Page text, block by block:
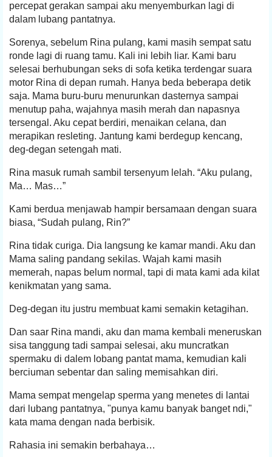
percepat gerakan sampai aku menyemburkan lagi di
dalam lubang pantatnya.
Sorenya, sebelum Rina pulang, kami masih sempat satu
ronde lagi di ruang tamu. Kali ini lebih liar. Kami baru
selesai berhubungan seks di sofa ketika terdengar suara
motor Rina di depan rumah. Hanya beda beberapa detik
saja. Mama buru-buru menurunkan dasternya sampai
menutup paha, wajahnya masih merah dan napasnya
tersengal. Aku cepat berdiri, menaikan celana, dan
merapikan resleting. Jantung kami berdegup kencang,
deg-degan setengah mati.
Rina masuk rumah sambil tersenyum lelah. “Aku pulang,
Ma… Mas…”
Kami berdua menjawab hampir bersamaan dengan suara
biasa, “Sudah pulang, Rin?”
Rina tidak curiga. Dia langsung ke kamar mandi. Aku dan
Mama saling pandang sekilas. Wajah kami masih
memerah, napas belum normal, tapi di mata kami ada kilat
kenikmatan yang sama.
Deg-degan itu justru membuat kami semakin ketagihan.
Dan saar Rina mandi, aku dan mama kembali meneruskan
sisa tanggung tadi sampai selesai, aku muncratkan
spermaku di dalem lobang pantat mama, kemudian kali
berciuman sebentar dan saling memisahkan diri.
Mama sempat mengelap sperma yang menetes di lantai
dari lubang pantatnya, "punya kamu banyak banget ndi,"
kata mama dengan nada berbisik.
Rahasia ini semakin berbahaya…